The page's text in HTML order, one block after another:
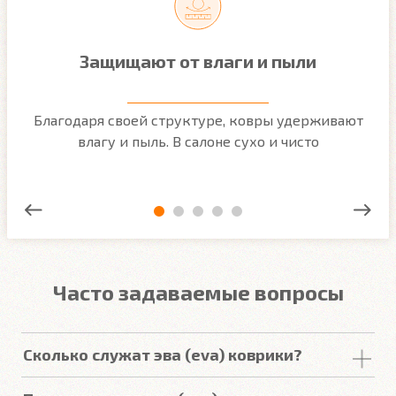
Защищают от влаги и пыли
Благодаря своей структуре, ковры удерживают
влагу и пыль. В салоне сухо и чисто
Часто задаваемые вопросы
Сколько служат эва (eva) коврики?